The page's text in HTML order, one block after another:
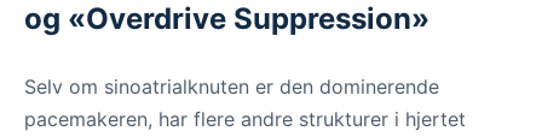
og «Overdrive Suppression»
Selv om sinoatrialknuten er den dominerende
pacemakeren, har flere andre strukturer i hjertet